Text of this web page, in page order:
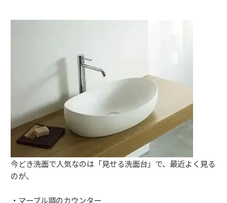
今どき洗面で人気なのは「見せる洗面台」で、最近よく見る
のが、
・マーブル調のカウンター